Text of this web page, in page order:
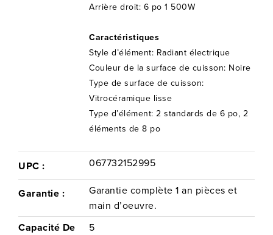
Arrière droit: 6 po 1 500W
Caractéristiques
Style d’élément: Radiant électrique
Couleur de la surface de cuisson: Noire
Type de surface de cuisson:
Vitrocéramique lisse
Type d’élément: 2 standards de 6 po, 2
éléments de 8 po
UPC : 067732152995
Garantie :
Garantie complète 1 an pièces et
main d’oeuvre.
Capacité De
5